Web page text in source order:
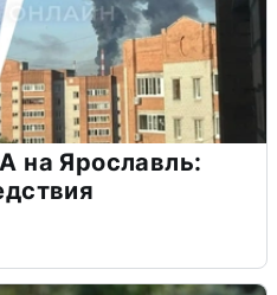
на Ярославль: